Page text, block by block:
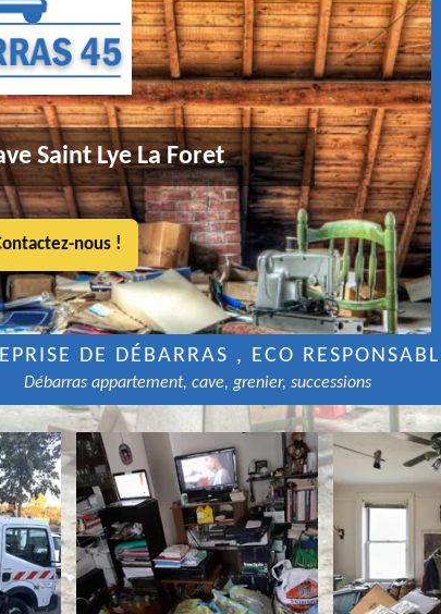
Saint Lye La Foret
nous !
DE DÉBARRAS , ECO
Débarras appartement, cave, grenier, successions